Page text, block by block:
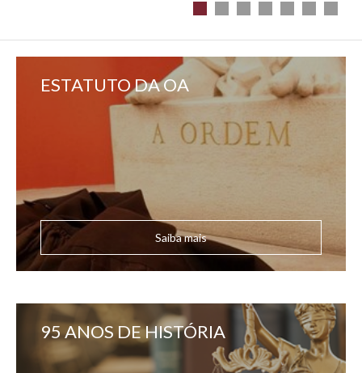
ESTATUTO DA OA
Saiba mais
95 ANOS DE HISTÓRIA